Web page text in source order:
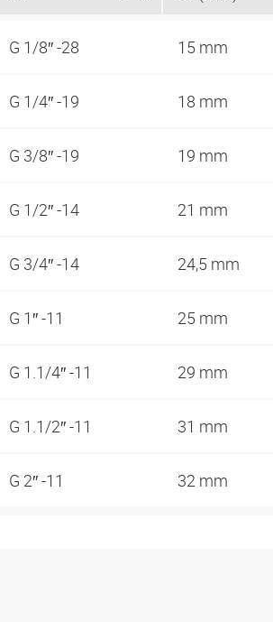
G 1/8″ -28 15 mm
G 1/4″ -19 18 mm
G 3/8″ -19 19 mm
G 1/2″ -14 21 mm
G 3/4″ -14 24,5 mm
G 1″ -11 25 mm
G 1.1/4″ -11 29 mm
G 1.1/2″ -11 31 mm
G 2″ -11 32 mm